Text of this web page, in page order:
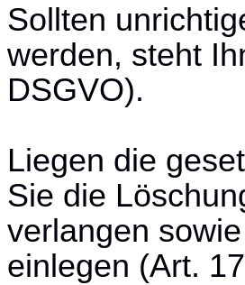
Sollten
werden, steht
DSGVO).
Liegen die
Sie die
verlangen
einlegen (Art.